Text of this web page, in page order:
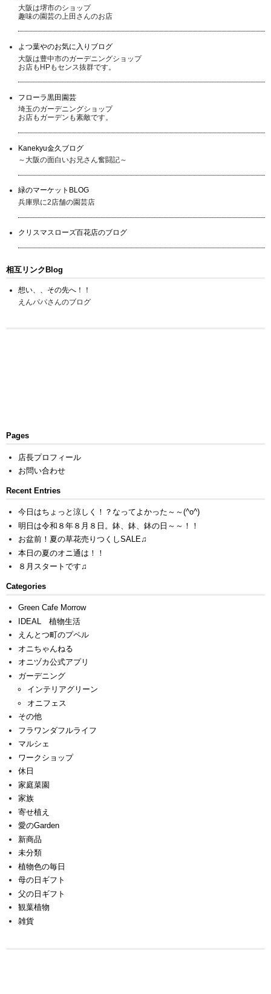
大阪は堺市のショップ
趣味の園芸の上田さんのお店
よつ葉やのお気に入りブログ
大阪は豊中市のガーデニングショップ
お店もHPもセンス抜群です。
フローラ黒田園芸
埼玉のガーデニングショップ
お店もガーデンも素敵です。
Kanekyu金久ブログ
～大阪の面白いお兄さん奮闘記～
緑のマーケットBLOG
兵庫県に2店舗の園芸店
クリスマスローズ百花店のブログ
相互リンクBlog
想い、、その先へ！！
えんパパさんのブログ
Pages
店長プロフィール
お問い合わせ
Recent Entries
今日はちょっと涼しく！？なってよかった～～(^o^)
明日は令和８年８月８日。鉢、鉢、鉢の日～～！！
お盆前！夏の草花売りつくしSALE♫
本日の夏のオニ通は！！
８月スタートです♫
Categories
Green Cafe Morrow
IDEAL 植物生活
えんとつ町のプペル
オニちゃんねる
オニヅカ公式アプリ
ガーデニング
インテリアグリーン
オニフェス
その他
フラワンダフルライフ
マルシェ
ワークショップ
休日
家庭菜園
家族
寄せ植え
愛のGarden
新商品
未分類
植物色の毎日
母の日ギフト
父の日ギフト
観葉植物
雑貨